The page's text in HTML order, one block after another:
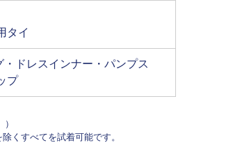
タイ
ドレスインナー・パンプス
プ
くすべてを試着可能です。